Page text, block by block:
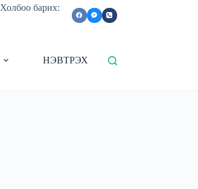
Холбоо барих:
НЭВТРЭХ